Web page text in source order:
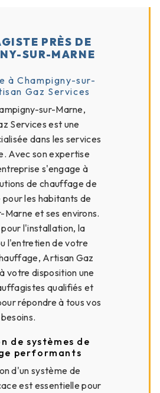
PRÈS DE
SUR-MARNE
à Champigny-sur-
Gaz Services
sur-Marne,
Services est une
dans les services
Avec son expertise
s'engage à
de chauffage de
les habitants de
Marne et ses environs.
l'installation, la
l'entretien de votre
Artisan Gaz
votre disposition une
qualifiés et
répondre à tous vos
besoins.
de systèmes de
performants
d'un système de
est essentielle pour